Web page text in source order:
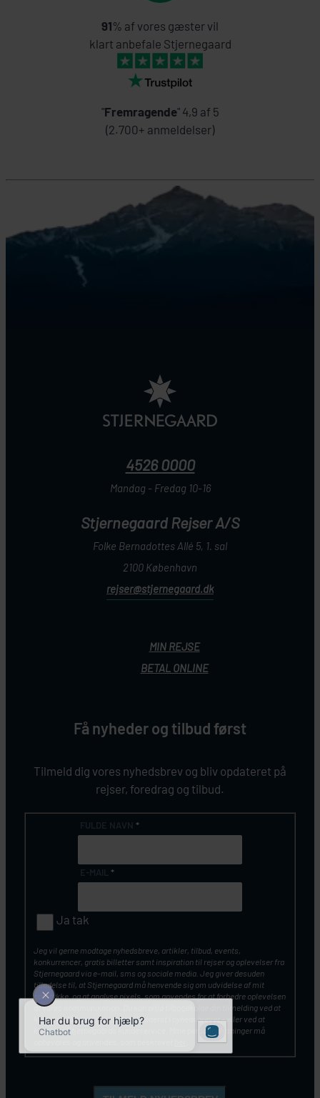
91% af vores gæster vil
klart anbefale Stjernegaard
"Fremragende" 4,9 af 5
(2.700+ anmeldelser)
4526 0000
Mandag - Fredag 10-16
Stjernegaard Rejser A/S
Folke Bernadottes Allé 5, 1. sal
2100 København
rejser@stjernegaard.dk
MIN REJSE
BETAL ONLINE
Få nyheder og tilbud først
Tilmeld dig vores nyhedsbrev og bliv opdateret på
rejser, foredrag og tilbud.
*
*
Ja tak
Jeg vil gerne modtage nyhedsbreve, artikler, tilbud, events,
konkurrencer, gratis billetter samt inspiration til rejser og oplevelser fra
Stjernegaard via e-mail, sms og sociale media. Jeg giver desuden
tilladelse til, at Stjernegaard må henvende sig om udvidelse af mit
samtykke, og at analyse pixels, som anvendes for at forbedre oplevelsen
af vores kommunikation. Du kan altid tilbagekalde din tilmelding ved at
klikke på ”Afmeld nyhedsbrev” nederst i nyhedsbrevet – eller ved at
kontakte Stjernegaards kundeservice. Mine personoplysninger må